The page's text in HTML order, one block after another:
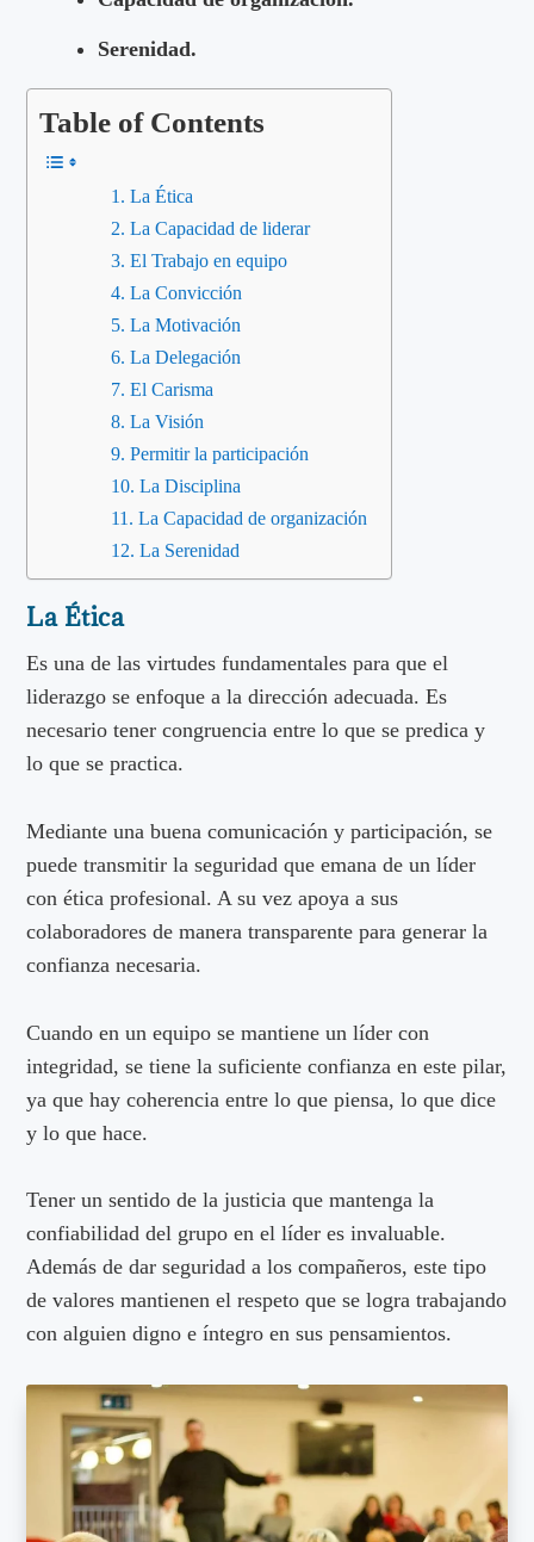
Serenidad.
Table of Contents
La Ética
La Capacidad de liderar
El Trabajo en equipo
La Convicción
La Motivación
La Delegación
El Carisma
La Visión
Permitir la participación
La Disciplina
La Capacidad de organización
La Serenidad
La Ética
Es una de las virtudes fundamentales para que el
liderazgo se enfoque a la dirección adecuada. Es
necesario tener congruencia entre lo que se predica y
lo que se practica.
Mediante una buena comunicación y participación, se
puede transmitir la seguridad que emana de un líder
con ética profesional. A su vez apoya a sus
colaboradores de manera transparente para generar la
confianza necesaria.
Cuando en un equipo se mantiene un líder con
integridad, se tiene la suficiente confianza en este pilar,
ya que hay coherencia entre lo que piensa, lo que dice
y lo que hace.
Tener un sentido de la justicia que mantenga la
confiabilidad del grupo en el líder es invaluable.
Además de dar seguridad a los compañeros, este tipo
de valores mantienen el respeto que se logra trabajando
con alguien digno e íntegro en sus pensamientos.